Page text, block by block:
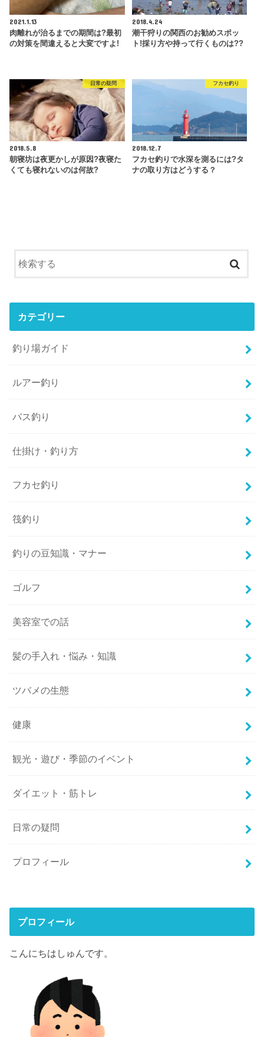
2021.1.13
肉離れが治るまでの期間は?最初
の対策を間違えると大変ですよ!
2018.4.24
潮干狩りの関西のお勧めスポッ
ト!採り方や持って行くものは??
日常の疑問
2018.5.8
朝寝坊は夜更かしが原因?夜寝た
くても寝れないのは何故?
フカセ釣り
2018.12.7
フカセ釣りで水深を測るには?タ
ナの取り方はどうする？
カテゴリー
釣り場ガイド
ルアー釣り
バス釣り
仕掛け・釣り方
フカセ釣り
筏釣り
釣りの豆知識・マナー
ゴルフ
美容室での話
髪の手入れ・悩み・知識
ツバメの生態
健康
観光・遊び・季節のイベント
ダイエット・筋トレ
日常の疑問
プロフィール
プロフィール
こんにちはしゅんです。